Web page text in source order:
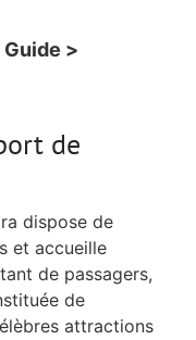
Guide >
de
dispose de
et accueille
de passagers,
de
attractions